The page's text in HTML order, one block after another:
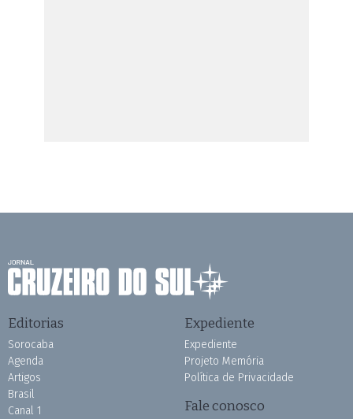
Editorias
Sorocaba
Agenda
Artigos
Brasil
Canal 1
Expediente
Expediente
Projeto Memória
Política de Privacidade
Fale conosco